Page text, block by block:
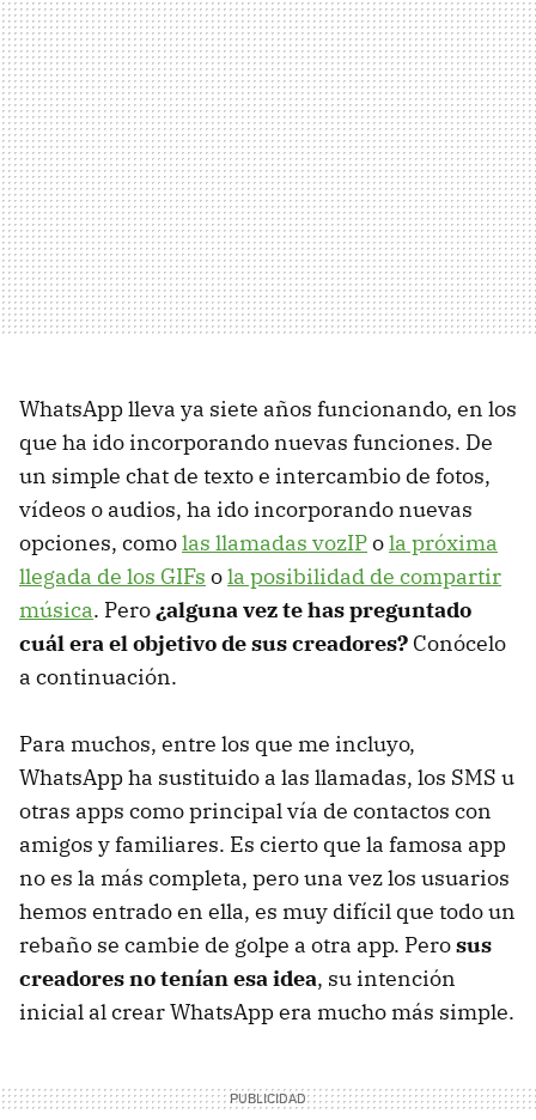
WhatsApp lleva ya siete años funcionando, en los
que ha ido incorporando nuevas funciones. De
un simple chat de texto e intercambio de fotos,
vídeos o audios, ha ido incorporando nuevas
opciones, comolas llamadas vozIPola próxima
llegada de los GIFs ola posibilidad de compartir
música. Pero¿alguna vez te has preguntado
cuál era el objetivo de sus creadores? Conócelo
a continuación.
Para muchos, entre los que me incluyo,
WhatsApp ha sustituido a las llamadas, los SMS u
otras apps como principal vía de contactos con
amigos y familiares. Es cierto que la famosa app
no es la más completa, pero una vez los usuarios
hemos entrado en ella, es muy difícil que todo un
rebaño se cambie de golpe a otra app. Perosus
creadores no tenían esa idea, su intención
inicial al crear WhatsApp era mucho más simple.